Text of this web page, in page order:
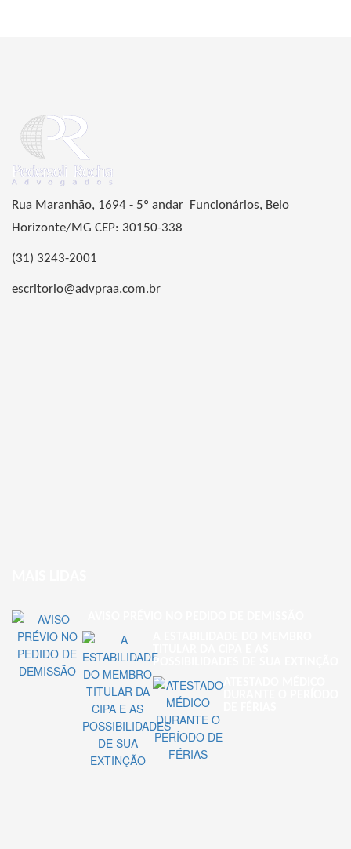
Rua Maranhão, 1694 - 5º andar Funcionários, Belo
Horizonte/MG CEP: 30150-338
(31) 3243-2001
escritorio@advpraa.com.br
POSSIBILIDADES DE SUA EXTINÇÃO